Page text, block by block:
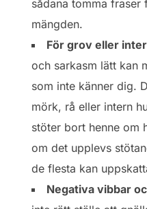
sådana tomma
mängden.
För grov eller
och sarkasm lätt kan
som inte känner dig.
mörk, rå eller intern
stöter bort henne om
om det upplevs
de flesta kan
Negativa vibbar